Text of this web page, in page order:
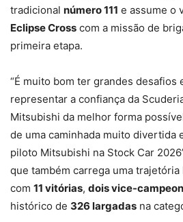
tradicional número 111 e assume o
Eclipse Cross com a missão de
primeira etapa.
“É muito bom ter grandes desafios
representar a confiança da
Mitsubishi da melhor forma
de uma caminhada muito divertida
piloto Mitsubishi na Stock Car
que também carrega uma trajetória
com 11 vitórias, dois vice-
histórico de 326 largadas na